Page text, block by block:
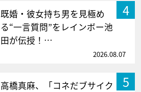
4
既婚・彼女持ち男を見極め
る“一言質問”をレインボー池
田が伝授！…
2026.08.07
5
高橋真麻、「コネだブサイク